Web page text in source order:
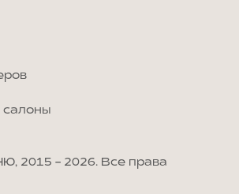
салоны
2015 - 2026. Все права